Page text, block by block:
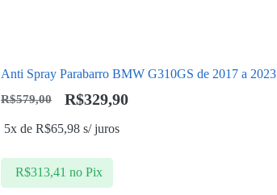
Anti Spray Parabarro BMW G310GS de 2017 a 2023
R$579,00
preço
original
era:
R$329,90
preço
atual
é:
5x de R$65,98 s/ juros
R$313,41 no Pix